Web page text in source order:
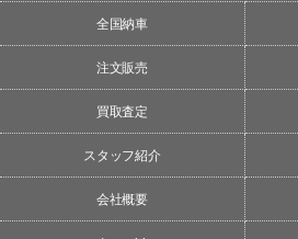
全国納車
注文販売
買取査定
スタッフ紹介
会社概要